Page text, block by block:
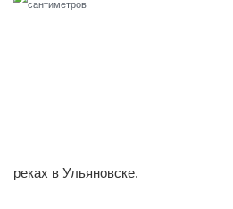
реках в Ульяновске.